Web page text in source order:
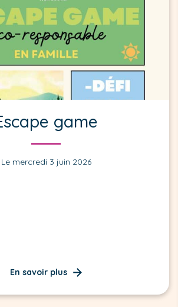
game
Le mercredi 3 juin 2026
En savoir plus